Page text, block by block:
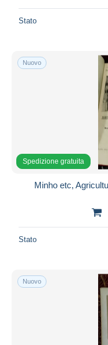
Residenza del
Stato
Nuovo
Spedizione gratuita
Minho etc,
Stato
Nuovo